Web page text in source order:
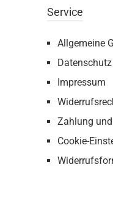
Service
Allgemeine
Datenschutz
Impressum
Zahlung
Cookie-